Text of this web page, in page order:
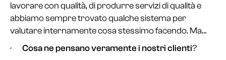
lavorare con qualità, di produrre servizi di qualità e
abbiamo sempre trovato qualche sistema per
valutare internamente cosa stessimo facendo. Ma…
· Cosa ne pensano veramente i nostri clienti?